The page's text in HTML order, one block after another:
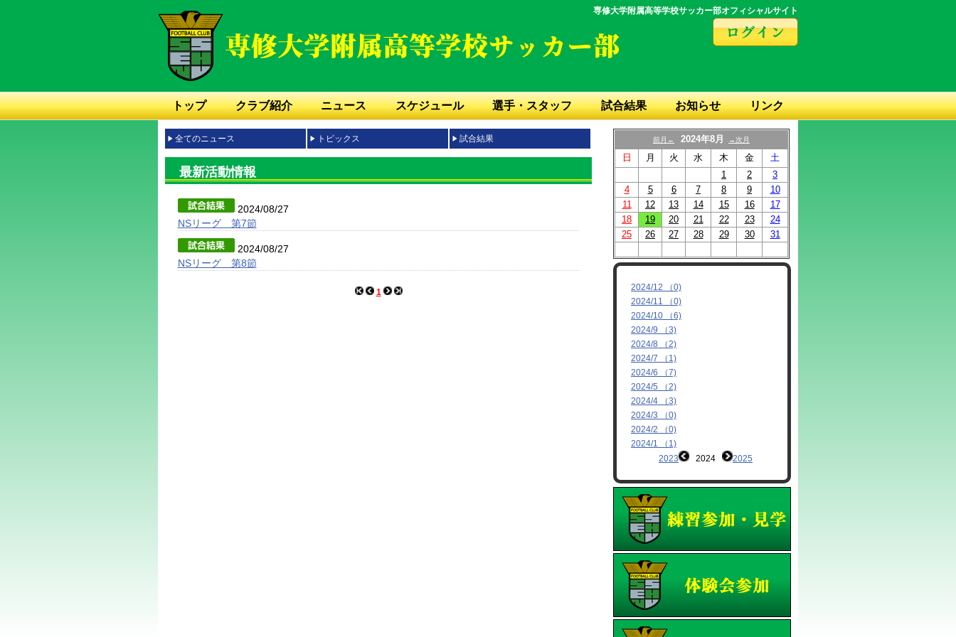
専修大学附属高等学校サッカー部オフィシャルサイト
トップ クラブ紹介 ニュース スケジュール 選手・スタッフ 試合結果 お知らせ リンク
全てのニュース トピックス 試合結果
最新活動情報
2024/08/27
NSリーグ 第7節
2024/08/27
NSリーグ 第8節
1
前月← 2024年8月 →次月
日 月 火 水 木 金
土
1
2
3
4
5 6 7 8 9
10
11
12 13 14 15 16
17
18
19 20 21 22 23
24
25
26 27 28 29 30 31
2024/12 （0)
2024/11 （0)
2024/10 （6)
2024/9 （3)
2024/8 （2)
2024/7 （1)
2024/6 （7)
2024/5 （2)
2024/4 （3)
2024/3 （0)
2024/2 （0)
2024/1 （1)
2023
2024 2025